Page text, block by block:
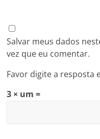
Salvar meus dados
vez que eu comentar.
Favor digite a resposta
3 × um =